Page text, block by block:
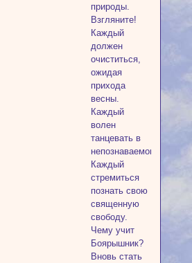
природы.
Взгляните!
Каждый
должен
очиститься,
ожидая
прихода
весны.
Каждый
волен
танцевать в
непознаваемом.
Каждый
стремиться
познать свою
священную
свободу.
Чему учит
Боярышник?
Вновь стать